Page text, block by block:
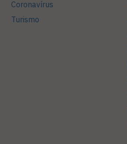
Coronavírus
Turismo